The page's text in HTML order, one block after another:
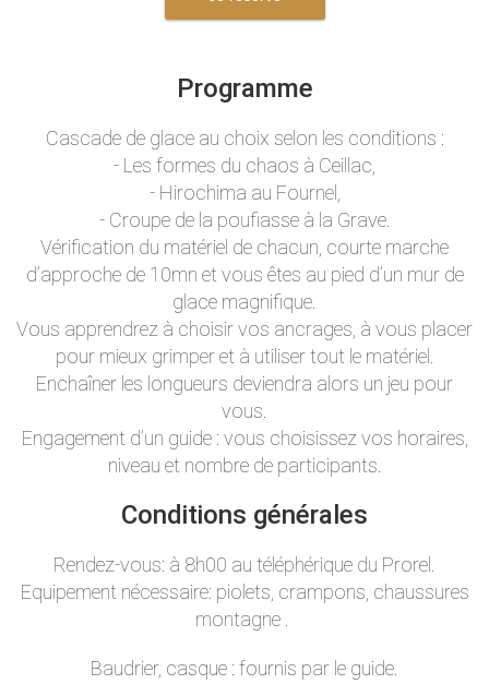
Programme
Cascade de glace au choix selon les conditions :
- Les formes du chaos à Ceillac,
- Hirochima au Fournel,
- Croupe de la poufiasse à la Grave.
Vérification du matériel de chacun, courte marche
d’approche de 10mn et vous êtes au pied d’un mur de
glace magnifique.
Vous apprendrez à choisir vos ancrages, à vous placer
pour mieux grimper et à utiliser tout le matériel.
Enchaîner les longueurs deviendra alors un jeu pour
vous.
Engagement d’un guide : vous choisissez vos horaires,
niveau et nombre de participants.
Conditions générales
Rendez-vous: à 8h00 au téléphérique du Prorel.
Equipement nécessaire: piolets, crampons, chaussures
montagne .
Baudrier, casque : fournis par le guide.